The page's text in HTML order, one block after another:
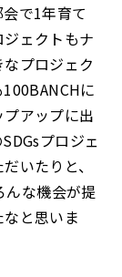
で1年育て
ェクトもナ
プロジェク
に
アップに出
プロジェ
いたりと、
んな機会が提
と思いま